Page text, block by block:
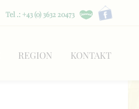
Tel .: +43 (0) 3632 20473
REGION KONTAKT